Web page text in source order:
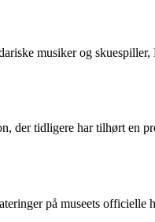
musiker og
der tidligere har tilhørt en
på museets